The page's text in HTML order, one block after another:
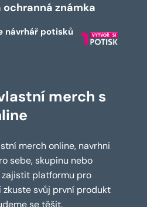
ochranná známka
návrhář potisků
merch s
merch online, navrhni
sebe, skupinu nebo
platformu pro
zkuste svůj první produkt
se těšit.